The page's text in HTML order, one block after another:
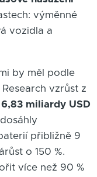
výměnné
vozidla a
by měl podle
vzrůst z
6,83 miliardy USD
přibližně 9
o 150 %.
více než 90 %